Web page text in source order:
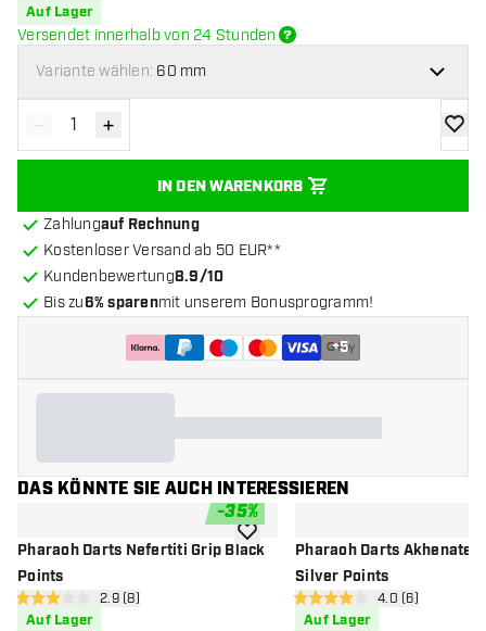
Auf Lager
Versendet innerhalb von 24 Stunden
Variante wählen: 60 mm
Menge verringern
- Menge erhöhen
+
IN DEN WARENKORB
Zur
Zahlungauf Rechnung
Kostenloser Versand ab 50 EUR**
Kundenbewertung8.9/10
Bis zu6% sparenmit unserem Bonusprogramm!
+5
DAS KÖNNTE SIE AUCH INTERESSIEREN
-35%
Pharaoh Darts Nefertiti Grip Black
Points
Bewertungsbereich öffnen
2.9 Bewertungssterne
2.9 (8)
Auf Lager
Zur Wunschliste hinzufügen
Pharaoh Darts Akhenaten
Silver Points
4 Bewertungssterne
4.0 (6)
Auf Lager